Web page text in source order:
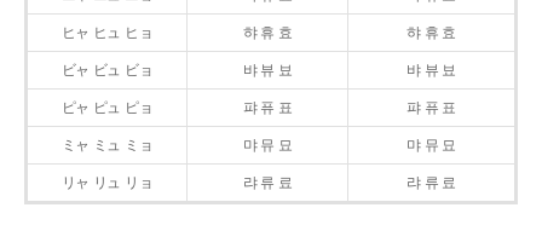
ヒャ ヒュ ヒョ 햐 휴 효 햐 휴 효
ビャ ビュ ビョ 뱌 뷰 뵤 뱌 뷰 뵤
ピャ ピュ ピョ 퍄 퓨 표 퍄 퓨 표
ミャ ミュ ミョ 먀 뮤 묘 먀 뮤 묘
リャ リュ リョ 랴 류 료 랴 류 료